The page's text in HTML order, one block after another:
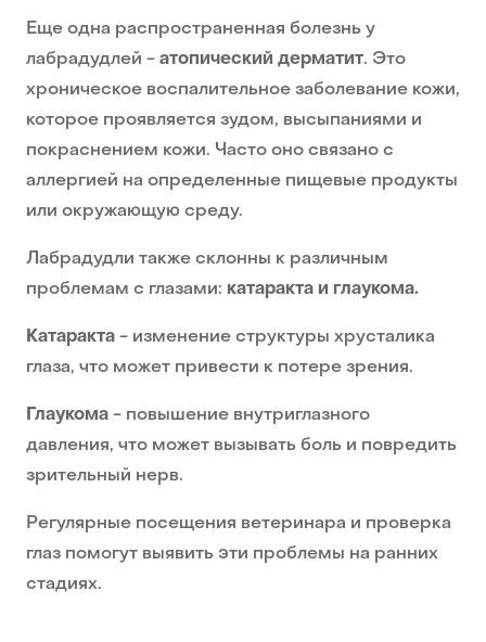
Еще одна распространенная болезнь у
лабрадудлей - атопический дерматит. Это
хроническое воспалительное заболевание кожи,
которое проявляется зудом, высыпаниями и
покраснением кожи. Часто оно связано с
аллергией на определенные пищевые продукты
или окружающую среду.
Лабрадудли также склонны к различным
проблемам с глазами: катаракта и глаукома.
Катаракта - изменение структуры хрусталика
глаза, что может привести к потере зрения.
Глаукома - повышение внутриглазного
давления, что может вызывать боль и повредить
зрительный нерв.
Регулярные посещения ветеринара и проверка
глаз помогут выявить эти проблемы на ранних
стадиях.